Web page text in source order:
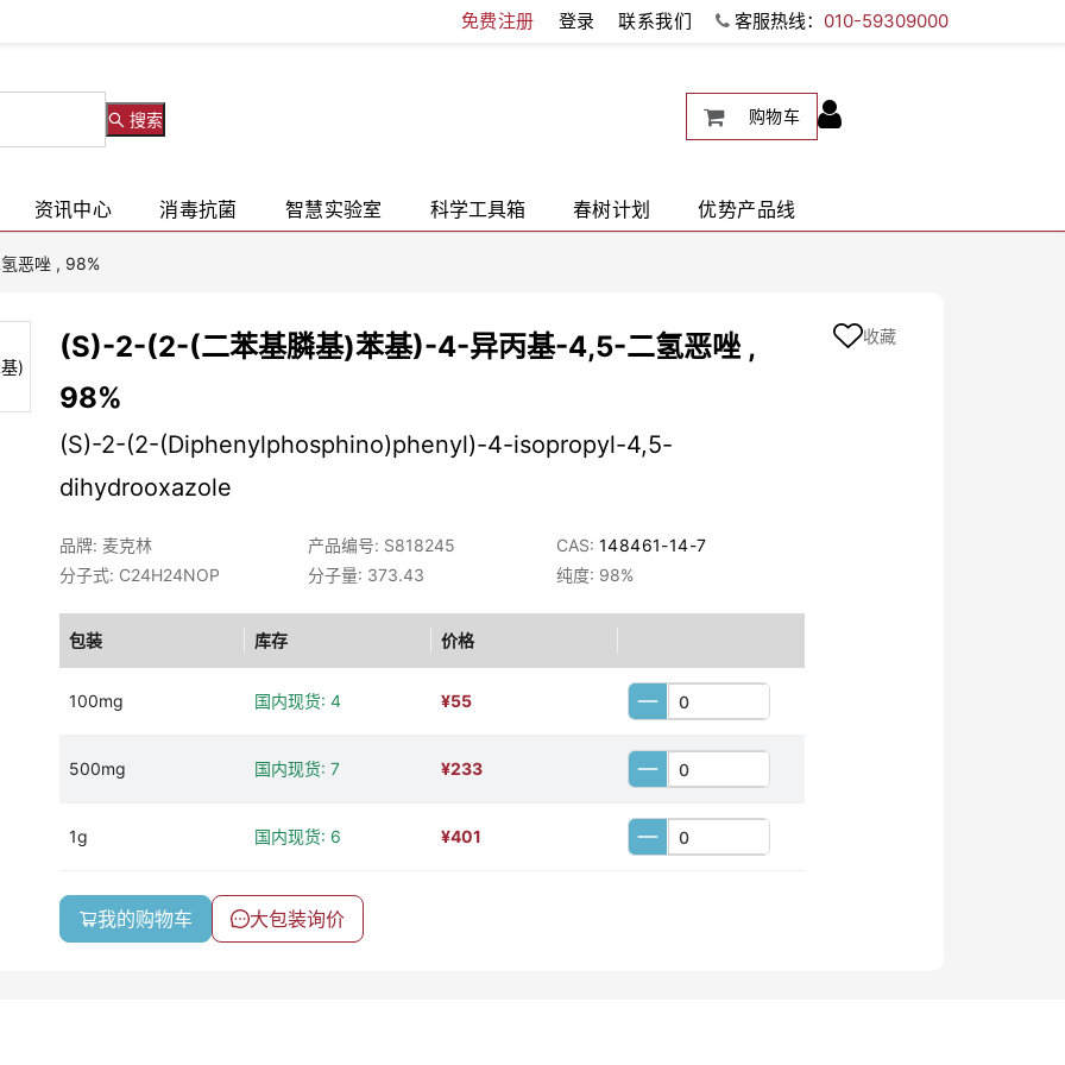
免费注册 登录 联系我们 客服热线： 010-59309000
搜索 购物车
资讯中心 消毒抗菌 智慧实验室 科学工具箱 春树计划 优势产品线
恶唑 , 98%
(S)-2-(2-(二苯基膦基)苯基)-4-异丙基-4,5-二氢恶唑 ,
98%
(S)-2-(2-(Diphenylphosphino)phenyl)-4-isopropyl-4,5-
dihydrooxazole
品牌: 麦克林 产品编号: S818245 CAS: 148461-14-7
分子式: C24H24NOP
分子量: 373.43 纯度: 98%
包装 库存 价格
100mg 国内现货: 4 ¥55
500mg 国内现货: 7 ¥233
1g 国内现货: 6 ¥401
我的购物车 大包装询价
收藏